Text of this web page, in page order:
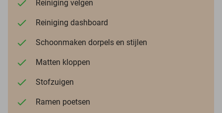
Reiniging velgen
Reiniging dashboard
Schoonmaken dorpels en stijlen
Matten kloppen
Stofzuigen
Ramen poetsen